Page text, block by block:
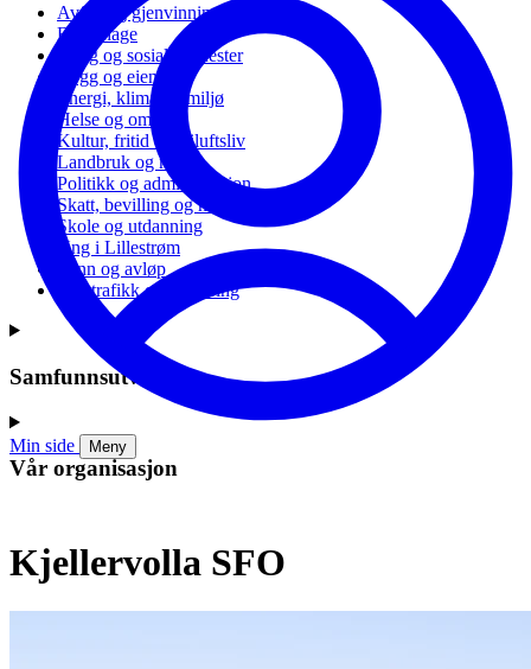
Min side Meny
Avfall og gjenvinning
Barnehage
Bolig og sosiale tjenester
Bygg og eiendom
Energi, klima og miljø
Helse og omsorg
Kultur, fritid og friluftsliv
Landbruk og natur
Politikk og administrasjon
Skatt, bevilling og næring
Skole og utdanning
Ung i Lillestrøm
Vann og avløp
Vei, trafikk og parkering
Samfunnsutvikling
Vår organisasjon
Kjellervolla SFO